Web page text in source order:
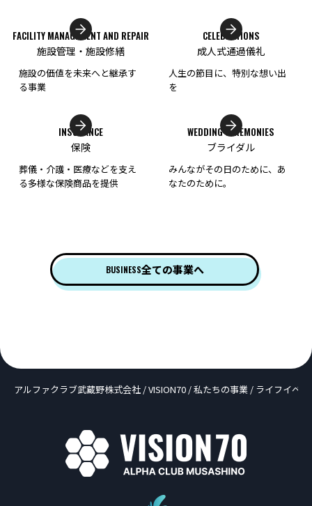
FACILITY MANAGEMENT AND REPAIR
施設管理・施設修繕
施設の価値を未来へと継承す
る事業
CELEBRATIONS
成人式通過儀礼
人生の節目に、特別な想い出
を
INSURANCE
保険
葬儀・介護・医療などを支え
る多様な保険商品を提供
WEDDING CEREMONIES
ブライダル
みんながその日のために、あ
なたのために。
BUSINESS全ての事業へ
アルファクラブ武蔵野株式会社 /VISION70 /私たちの事業 / ライフイベ